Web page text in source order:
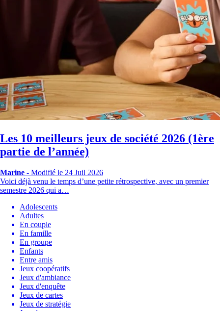
Les 10 meilleurs jeux de société 2026 (1ère
partie de l’année)
Marine - Modifié le 24 Juil 2026
Voici déjà venu le temps d’une petite rétrospective, avec un premier
semestre 2026 qui a…
Adolescents
Adultes
En couple
En famille
En groupe
Enfants
Entre amis
Jeux coopératifs
Jeux d'ambiance
Jeux d'enquête
Jeux de cartes
Jeux de stratégie